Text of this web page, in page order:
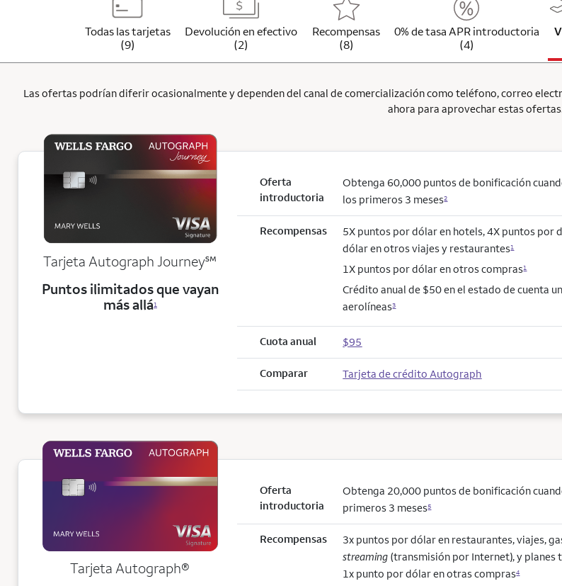
Todas las tarjetas
(9)
Devolución en efectivo
(2)
Recompensas
(8)
0% de tasa APR introductoria
(4)
Las ofertas podrían diferir ocasionalmente y dependen del canal de comercialización como teléfono, correo
ahora para aprovechar estas
Tarjeta Autograph Journeyservice mark
℠
Puntos ilimitados que vayan
más allá1
Oferta
introductoria
Obtenga 60,000 puntos de bonificación
los primeros 3 meses2
Recompensas
5X puntos por dólar en hotels, 4X puntos por
dólar en otros viajes y restaurantes1
1X puntos por dólar en otros compras1
Crédito anual de $50 en el estado de cuenta
aerolíneas3
Cuota anual $95
Comparar Tarjeta de crédito Autograph
TarjetaAutograph®
Oferta
introductoria
Obtenga 20,000 puntos de bonificación
primeros 3 meses5
Recompensas
3x puntos por dólar en restaurantes, viajes,
streaming (transmisión por Internet), y planes
1x punto por dólar en otras compras4